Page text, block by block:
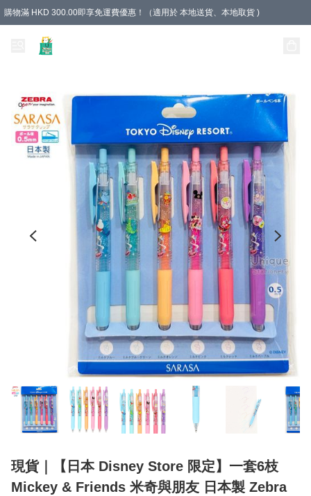
購物滿 HKD 300.00即享免運費優惠！（適用於 本地送貨、本地取貨 )
現貨｜【日本 Disney Store 限定】一套6枝
Mickey & Friends 米奇與朋友 日本製 Zebra